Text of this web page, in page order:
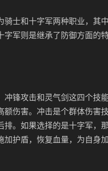
士和十字军两种职业，其
军则是继承了防御方面的
冲锋攻击和灵气剑这四个技
伤害。冲击是个群体伤害
。如果选择的是十字军，
护盾，恢复血量，为自身